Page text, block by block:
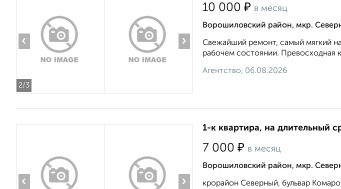
2/3
‹ ›
10 000 ₽ в месяц
Ворошиловский район, мкр.
Свежайший ремонт, самый мягкий
рабочем состоянии. Превосходная
Агентство, 06.08.2026
‹ ›
1-к квартира, на длительный
7 000 ₽ в месяц
Ворошиловский район, мкр.
крорайон Северный, бульвар